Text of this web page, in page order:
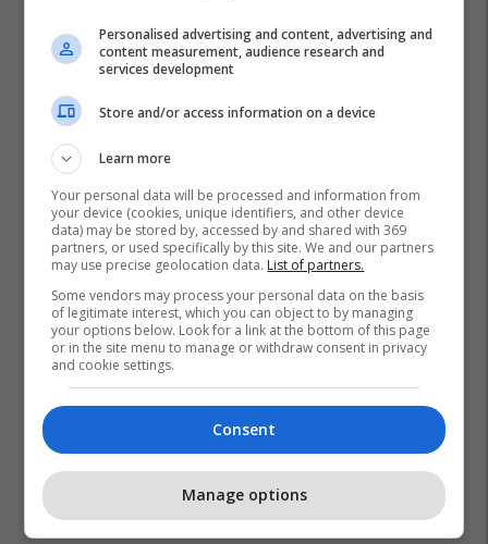
Personalised advertising and content, advertising and
content measurement, audience research and
services development
Store and/or access information on a device
Learn more
Your personal data will be processed and information from
your device (cookies, unique identifiers, and other device
data) may be stored by, accessed by and shared with 369
partners, or used specifically by this site. We and our partners
may use precise geolocation data. List of partners.
Some vendors may process your personal data on the basis
of legitimate interest, which you can object to by managing
your options below. Look for a link at the bottom of this page
or in the site menu to manage or withdraw consent in privacy
and cookie settings.
Consent
Manage options